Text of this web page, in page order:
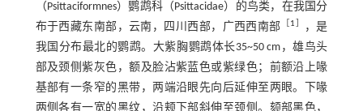
（Psittaciformnes）鹦鹉科（Psittacidae）的鸟类，在我国分
布于西藏东南部，云南，四川西部，广西西南部
1
，是
我国分布最北的鹦鹉。大紫胸鹦鹉体长35~50 cm，雄鸟头
部及颈侧紫灰色，额及脸沾紫蓝色或紫绿色；前额沿上喙
基部有一条窄的黑带，两端沿眼先向后延伸至两眼。下喙
两侧各有一宽的黑纹，沿颊下部斜伸至颈侧。颏部黑色，